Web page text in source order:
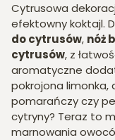
Cytrusowa
efektowny koktajl.
do cytrusów, nóż
cytrusów, z
aromatyczne
pokrojona limonka,
pomarańczy czy
cytryny? Teraz to
marnowania